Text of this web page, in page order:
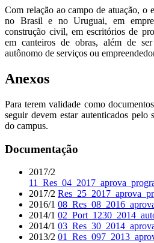
Com relação ao campo de atuação, o
no Brasil e no Uruguai, em
construção civil, em escritórios de
em canteiros de obras, além de
autônomo de serviços ou
Anexos
Para terem validade como
seguir devem estar autenticados pelo
do campus.
Documentação
2017/2
2017/2
2016/1
2014/1
2014/1
2013/2